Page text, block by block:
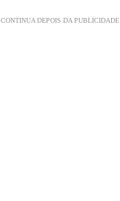
CONTINUA DEPOIS DA PUBLICIDADE